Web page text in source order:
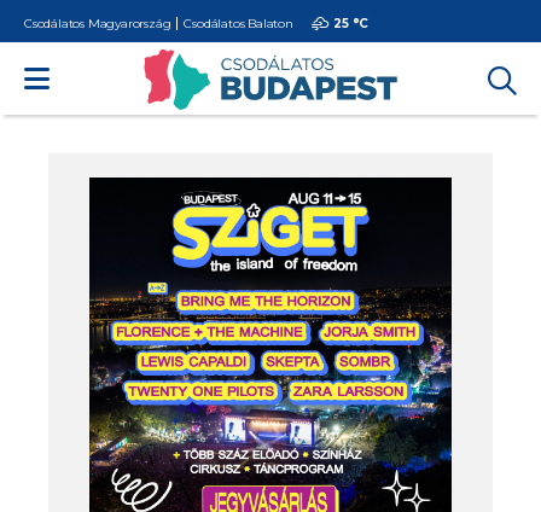
Csodálatos Magyarország Csodálatos Balaton 25 °C